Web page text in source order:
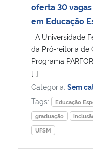
oferta 30
em Educação
A Universidade
da Pró-reitoria de
Programa
[…]
Categoria: Sem
Tags:
Educação
graduação
UFSM